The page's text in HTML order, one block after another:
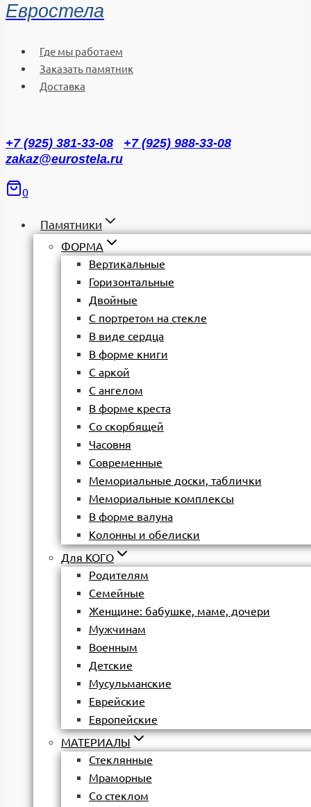
Евростела
Где мы работаем
Заказать памятник
Доставка
+7 (925) 381-33-08
+7 (925) 988-33-08
zakaz@eurostela.ru
0
Памятники
ФОРМА
Вертикальные
Горизонтальные
Двойные
С портретом на стекле
В виде сердца
В форме книги
С аркой
С ангелом
В форме креста
Со скорбящей
Часовня
Современные
Мемориальные доски, таблички
Мемориальные комплексы
В форме валуна
Колонны и обелиски
Для КОГО
Родителям
Семейные
Женщине: бабушке, маме, дочери
Мужчинам
Военным
Детские
Мусульманские
Еврейские
Европейские
МАТЕРИАЛЫ
Стеклянные
Мраморные
Со стеклом